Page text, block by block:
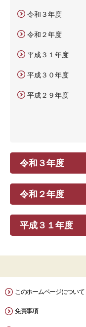
令和３年度
令和２年度
平成３１年度
平成３０年度
平成２９年度
令和３年度
令和２年度
平成３１年度
このホームページについて
免責事項